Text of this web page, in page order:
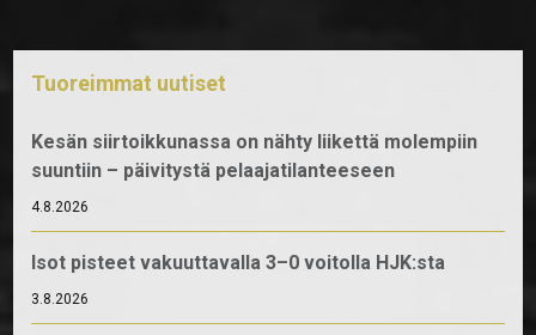
Tuoreimmat uutiset
Kesän siirtoikkunassa on nähty liikettä molempiin
suuntiin – päivitystä pelaajatilanteeseen
4.8.2026
Isot pisteet vakuuttavalla 3–0 voitolla HJK:sta
3.8.2026